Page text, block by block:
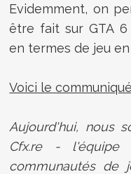
Evidemment, on
être fait sur GTA
en termes de jeu
Voici le
Aujourd'hui, nous
Cfx.re - l'équipe
communautés de